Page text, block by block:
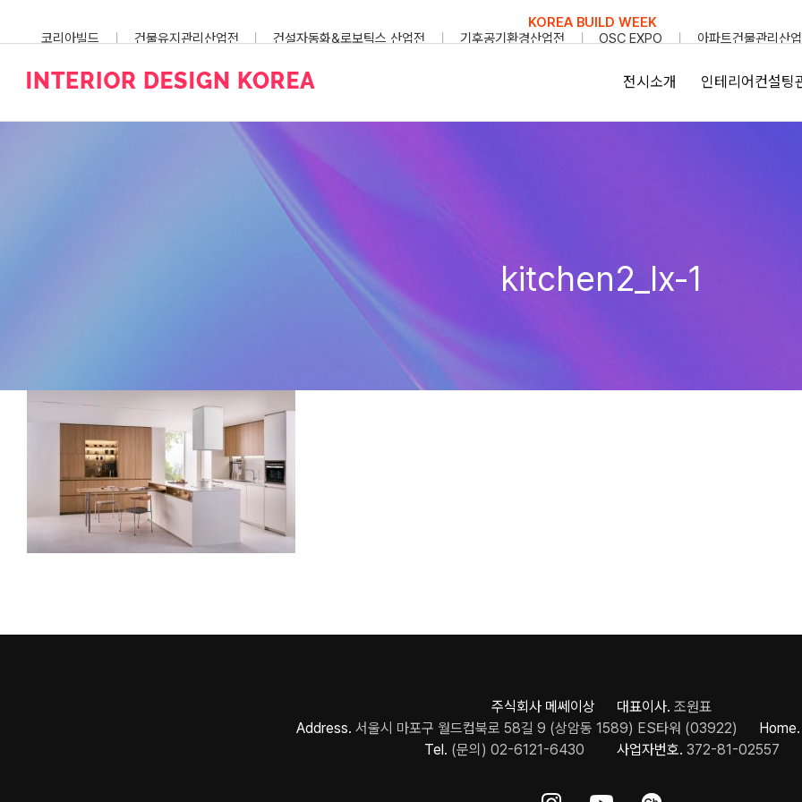
KOREA BUILD WEEK
코리아빌드
건물유지관리산업전 건설자동화&로보틱스 산업전 기후공기환경산업전 OSC EXPO 아파트건물관리산
전시소개 인테리어컨설팅
kitchen2_lx-1
주식회사 메쎄이상 대표이사. 조원표
Address. 서울시 마포구 월드컵북로 58길 9 (상암동 1589) ES타워 (03922) Home.
Tel. (문의) 02-6121-6430 사업자번호. 372-81-02557